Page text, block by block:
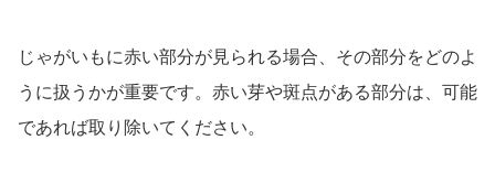
じゃがいもに赤い部分が見られる場合、その部分をどのよ
うに扱うかが重要です。赤い芽や斑点がある部分は、可能
であれば取り除いてください。